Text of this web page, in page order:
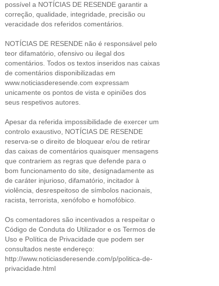
possível a NOTÍCIAS DE RESENDE garantir a
correção, qualidade, integridade, precisão ou
veracidade dos referidos comentários.
NOTÍCIAS DE RESENDE não é responsável pelo
teor difamatório, ofensivo ou ilegal dos
comentários. Todos os textos inseridos nas caixas
de comentários disponibilizadas em
www.noticiasderesende.com expressam
unicamente os pontos de vista e opiniões dos
seus respetivos autores.
Apesar da referida impossibilidade de exercer um
controlo exaustivo, NOTÍCIAS DE RESENDE
reserva-se o direito de bloquear e/ou de retirar
das caixas de comentários quaisquer mensagens
que contrariem as regras que defende para o
bom funcionamento do site, designadamente as
de caráter injurioso, difamatório, incitador à
violência, desrespeitoso de símbolos nacionais,
racista, terrorista, xenófobo e homofóbico.
Os comentadores são incentivados a respeitar o
Código de Conduta do Utilizador e os Termos de
Uso e Política de Privacidade que podem ser
consultados neste endereço:
http://www.noticiasderesende.com/p/politica-de-
privacidade.html